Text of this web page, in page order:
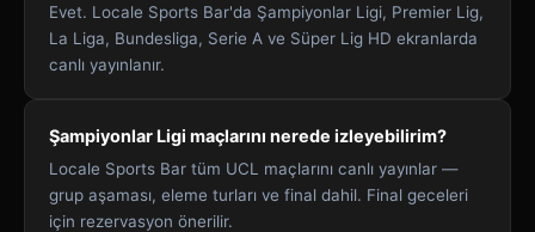
Evet. Locale Sports Bar'da Şampiyonlar Ligi, Premier Lig,
La Liga, Bundesliga, Serie A ve Süper Lig HD ekranlarda
canlı yayınlanır.
Şampiyonlar Ligi maçlarını nerede izleyebilirim?
Locale Sports Bar tüm UCL maçlarını canlı yayınlar —
grup aşaması, eleme turları ve final dahil. Final geceleri
için rezervasyon önerilir.